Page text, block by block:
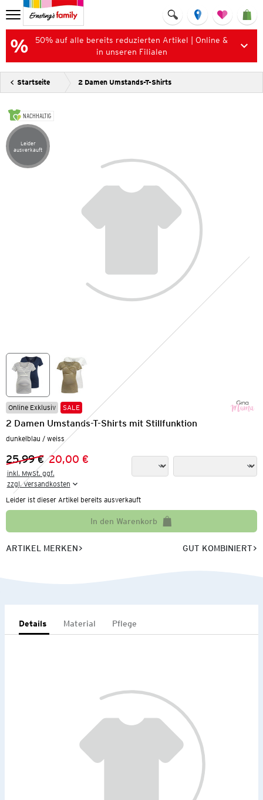
50% auf alle bereits reduzierten Artikel | Online &
in unseren Filialen
Startseite 2 Damen Umstands-T-Shirts
NACHHALTIG
Artikel leider ausverkauft
Leider
ausverkauft
Online Exklusiv SALE
2 Damen Umstands-T-Shirts mit Stillfunktion
dunkelblau / weiss
Vorheriger Preis:
25,99 €
Neuer Preis:20,00 €
inkl. MwSt. ggf.
zzgl. Versandkosten
Leider ist dieser Artikel bereits ausverkauft
In den Warenkorb
ARTIKEL MERKEN GUT KOMBINIERT
Details Material Pflege